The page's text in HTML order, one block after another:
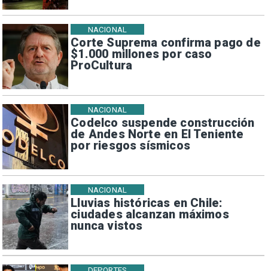
Corte Suprema confirma pago de
$1.000 millones por caso
ProCultura
NACIONAL
Codelco suspende construcción
de Andes Norte en El Teniente
por riesgos sísmicos
NACIONAL
Lluvias históricas en Chile:
ciudades alcanzan máximos
nunca vistos
NACIONAL